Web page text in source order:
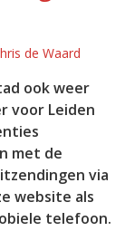
de Waard
ook weer
voor Leiden
met de
via
website als
telefoon.